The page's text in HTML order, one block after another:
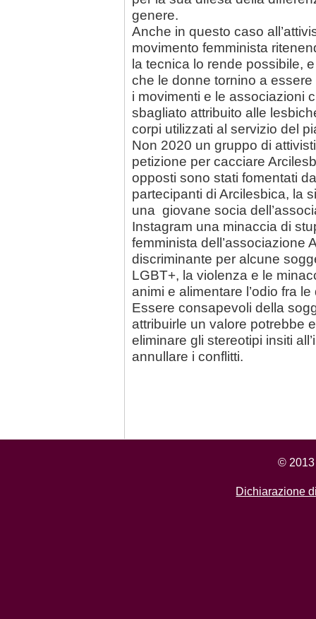
genere.
Anche in questo caso
movimento femminista
la tecnica lo rende possibile,
che le donne tornino a
i movimenti e le associazioni
sbagliato attribuito alle
corpi utilizzati al servizio del
Non 2020 un gruppo di
petizione per cacciare
opposti sono stati fomentati
partecipanti di Arcilesbica, la
una giovane socia
Instagram una minaccia di
femminista dell’associazione
discriminante per alcune
LGBT+, la violenza e le
animi e alimentare l’odio fra
Essere consapevoli della
attribuirle un valore potrebbe
eliminare gli stereotipi insiti
annullare i conflitti.
© 2013
Dichiarazione